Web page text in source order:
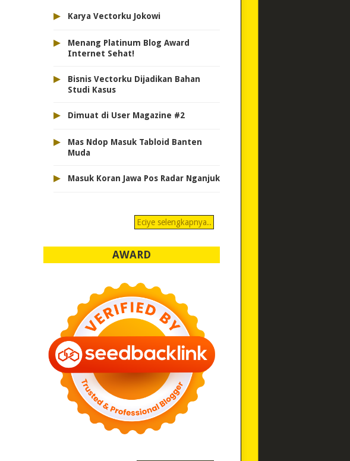
▸ Karya Vectorku Jokowi
▸
Menang Platinum Blog Award
Internet Sehat!
▸
Bisnis Vectorku Dijadikan Bahan
Studi Kasus
▸ Dimuat di User Magazine #2
▸
Mas Ndop Masuk Tabloid Banten
Muda
▸ Masuk Koran Jawa Pos Radar Nganjuk
Eciye selengkapnya..
AWARD